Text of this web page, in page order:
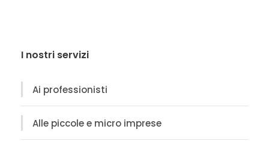
I nostri servizi
Ai professionisti
Alle piccole e micro imprese